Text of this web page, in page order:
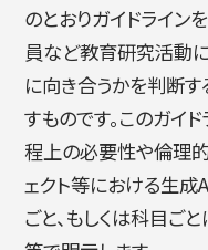
通信教
藝術学舎
のとおりガイドライン
員など教育研究活動
に向き合うかを判断す
すものです。このガイ
程上の必要性や倫理
ェクト等における生
ごと、もしくは科目ご